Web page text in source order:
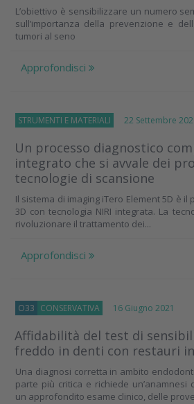
L’obiettivo è sensibilizzare un numero
sull’importanza della prevenzione e
tumori al seno
Approfondisci
STRUMENTI E MATERIALI 22 Settembre
Un processo diagnostico
integrato che si avvale dei
tecnologie di scansione
Il sistema di imaging iTero Element 5D è
3D con tecnologia NIRI integrata. La
rivoluzionare il trattamento dei...
Approfondisci
O33 CONSERVATIVA 16 Giugno 2021
Affidabilità del test di
freddo in denti con restauri
Una diagnosi corretta in ambito
parte più critica e richiede un’anamnesi
un approfondito esame clinico, delle